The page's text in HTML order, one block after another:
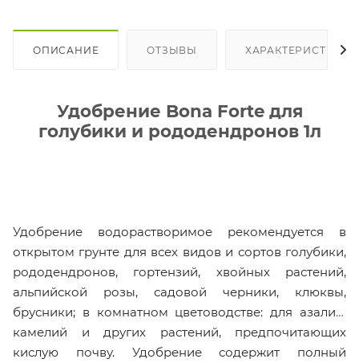
ОПИСАНИЕ ОТЗЫВЫ ХАРАКТЕРИСТИКИ
Удобрение Bona Forte для
голубики и рододендронов 1л
Удобрение водорастворимое рекомендуется в
открытом грунте для всех видов и сортов голубики,
рододендронов, гортензий, хвойных растений,
альпийской розы, садовой черники, клюквы,
брусники; в комнатном цветоводстве: для азалий,
камелий и других растений, предпочитающих
кислую почву. Удобрение содержит полный